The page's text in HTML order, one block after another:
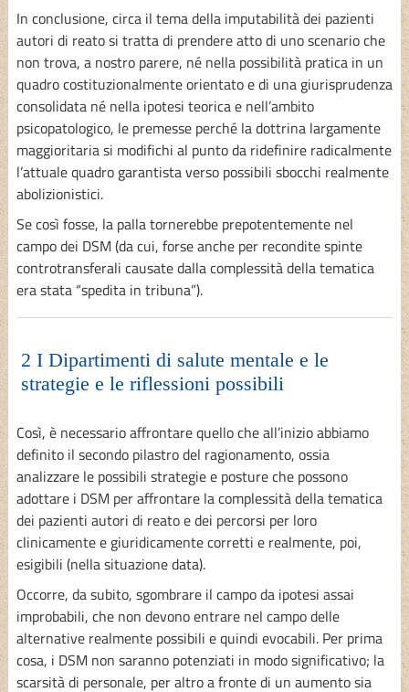
In conclusione, circa il tema della imputabilità dei pazienti
autori di reato si tratta di prendere atto di uno scenario che
non trova, a nostro parere, né nella possibilità pratica in un
quadro costituzionalmente orientato e di una giurisprudenza
consolidata né nella ipotesi teorica e nell’ambito
psicopatologico, le premesse perché la dottrina largamente
maggioritaria si modifichi al punto da ridefinire radicalmente
l’attuale quadro garantista verso possibili sbocchi realmente
abolizionistici.
Se così fosse, la palla tornerebbe prepotentemente nel
campo dei DSM (da cui, forse anche per recondite spinte
controtransferali causate dalla complessità della tematica
era stata “spedita in tribuna”).
2 I Dipartimenti di salute mentale e le
strategie e le riflessioni possibili
Così, è necessario affrontare quello che all’inizio abbiamo
definito il secondo pilastro del ragionamento, ossia
analizzare le possibili strategie e posture che possono
adottare i DSM per affrontare la complessità della tematica
dei pazienti autori di reato e dei percorsi per loro
clinicamente e giuridicamente corretti e realmente, poi,
esigibili (nella situazione data).
Occorre, da subito, sgombrare il campo da ipotesi assai
improbabili, che non devono entrare nel campo delle
alternative realmente possibili e quindi evocabili. Per prima
cosa, i DSM non saranno potenziati in modo significativo; la
scarsità di personale, per altro a fronte di un aumento sia